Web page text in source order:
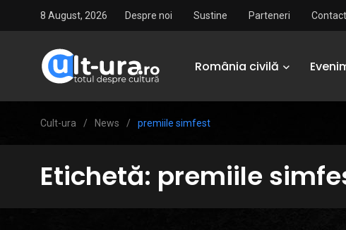
8 August, 2026 Despre noi Sustine Parteneri Contact
România civilă
Cult-ura / News / premiile simfest
Etichetă: premiile